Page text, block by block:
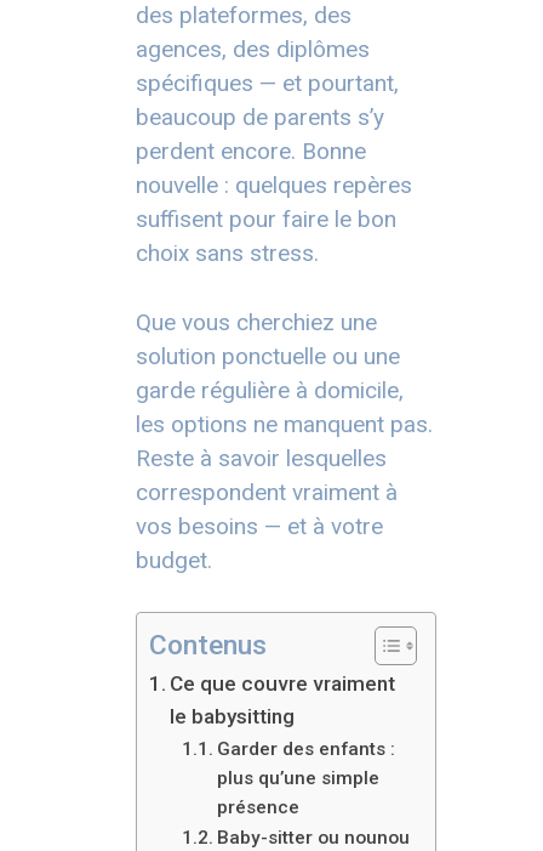
des plateformes, des
agences, des diplômes
spécifiques — et pourtant,
beaucoup de parents s’y
perdent encore. Bonne
nouvelle : quelques repères
suffisent pour faire le bon
choix sans stress.
Que vous cherchiez une
solution ponctuelle ou une
garde régulière à domicile,
les options ne manquent pas.
Reste à savoir lesquelles
correspondent vraiment à
vos besoins — et à votre
budget.
Contenus
Ce que couvre vraiment
le babysitting
Garder des enfants :
plus qu’une simple
présence
Baby-sitter ou nounou